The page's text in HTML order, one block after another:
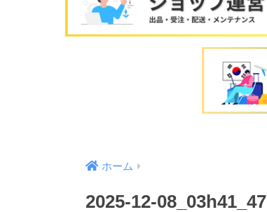
ホーム
2025-12-08_03h41_47